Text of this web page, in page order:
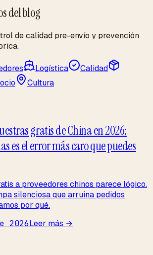
del blog
de calidad pre-envío y prevención
Logística
Calidad
Cultura
gratis de China en 2026:
es el error más caro que puedes
a proveedores chinos parece lógico.
silenciosa que arruina pedidos
por qué.
2026Leer más →